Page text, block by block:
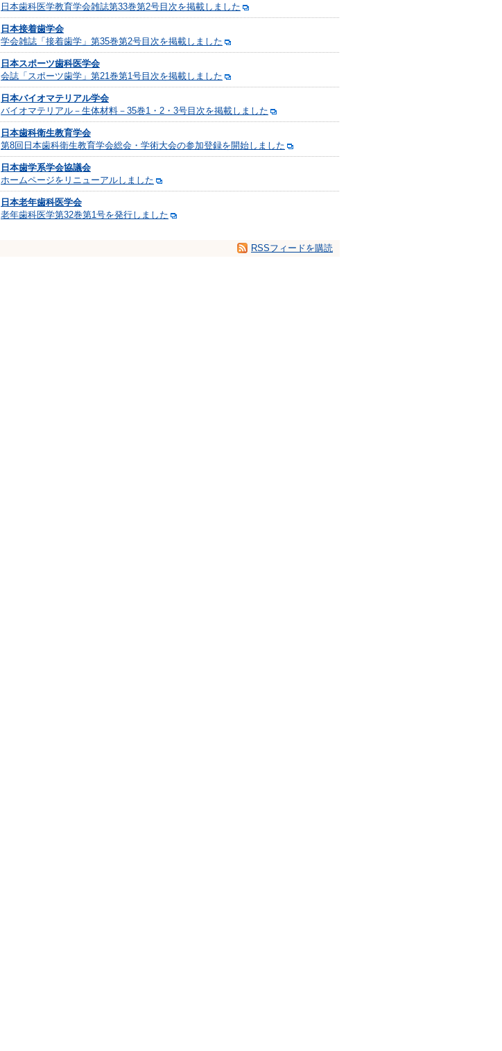
日本歯科医学教育学会雑誌第33巻第2号目次を掲載しました
日本接着歯学会
学会雑誌「接着歯学」第35巻第2号目次を掲載しました
日本スポーツ歯科医学会
会誌「スポーツ歯学」第21巻第1号目次を掲載しました
日本バイオマテリアル学会
バイオマテリアル－生体材料－35巻1・2・3号目次を掲載しました
日本歯科衛生教育学会
第8回日本歯科衛生教育学会総会・学術大会の参加登録を開始しました
日本歯学系学会協議会
ホームページをリニューアルしました
日本老年歯科医学会
老年歯科医学第32巻第1号を発行しました
RSSフィードを購読